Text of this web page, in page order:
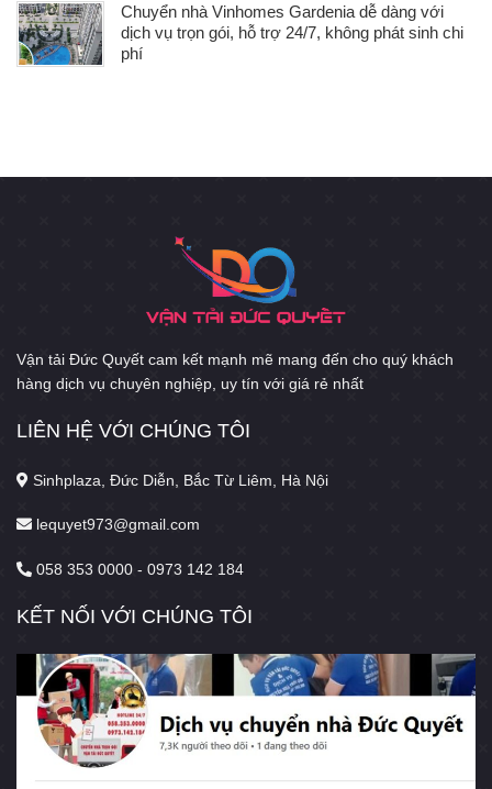
Chuyển nhà Vinhomes Gardenia dễ dàng với
dịch vụ trọn gói, hỗ trợ 24/7, không phát sinh chi
phí
Vận tải Đức Quyết cam kết mạnh mẽ mang đến cho quý khách
hàng dịch vụ chuyên nghiệp, uy tín với giá rẻ nhất
LIÊN HỆ VỚI CHÚNG TÔI
Sinhplaza, Đức Diễn, Bắc Từ Liêm, Hà Nội
lequyet973@gmail.com
058 353 0000 - 0973 142 184
KẾT NỐI VỚI CHÚNG TÔI